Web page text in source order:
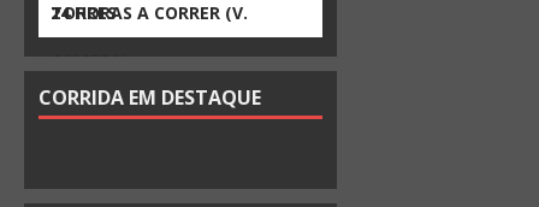
TORRES
24 HORAS A CORRER (V.
CAMBRA)
CORRIDA EM DESTAQUE